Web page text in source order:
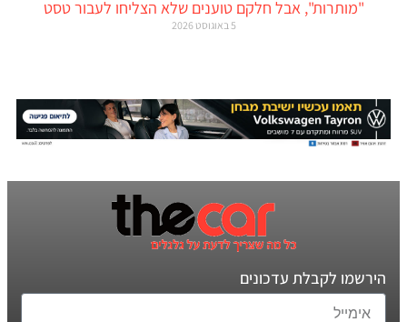
"מותרות", אבל חלקם טוענים שלא הצליחו לעבור טסט
5 באוגוסט 2026
הירשמו לקבלת עדכונים